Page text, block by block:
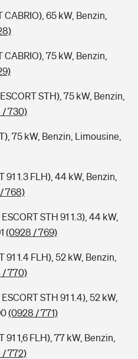
65 kW, Benzin,
75 kW, Benzin,
STH), 75 kW, Benzin,
/ 730)
75 kW, Benzin, Limousine,
91 1.3 FLH), 44 kW, Benzin,
768)
STH 91 1.3), 44 kW,
(0928 / 769)
91 1.4 FLH), 52 kW, Benzin,
/ 770)
STH 91 1.4), 52 kW,
(0928 / 771)
1,6 FLH), 77 kW, Benzin,
/ 772)